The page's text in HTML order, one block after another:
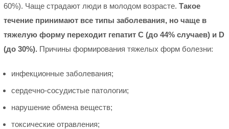
60%). Чаще страдают люди в молодом возрасте.Такое
течение принимают все типы заболевания, но чаще в
тяжелую форму переходит гепатит С (до 44% случаев) и D
(до 30%). Причины формирования тяжелых форм болезни:
инфекционные заболевания;
сердечно-сосудистые патологии;
нарушение обмена веществ;
токсические отравления;